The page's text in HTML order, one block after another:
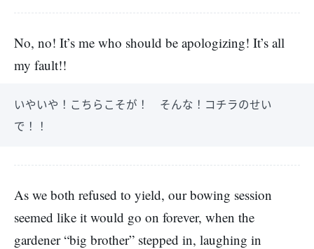
No, no! It’s me who should be apologizing! It’s all
my fault!!
いやいや！こちらこそが！ そんな！コチラのせい
で！！
As we both refused to yield, our bowing session
seemed like it would go on forever, when the
gardener “big brother” stepped in, laughing in